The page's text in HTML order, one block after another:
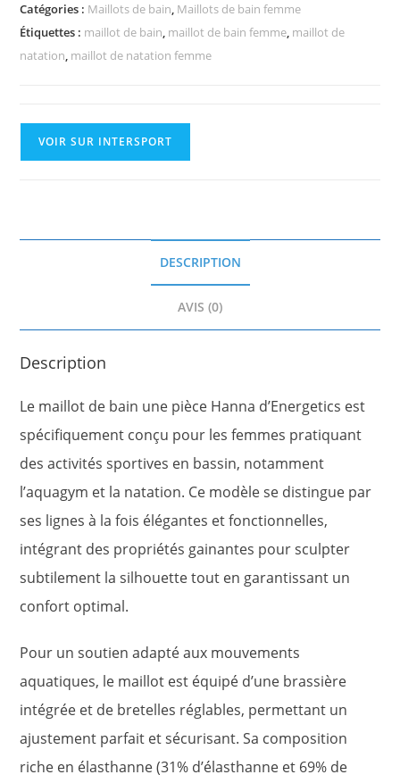
Catégories : Maillots de bain, Maillots de bain femme
Étiquettes : maillot de bain, maillot de bain femme, maillot de
natation, maillot de natation femme
VOIR SUR INTERSPORT
DESCRIPTION
AVIS (0)
Description
Le maillot de bain une pièce Hanna d’Energetics est
spécifiquement conçu pour les femmes pratiquant
des activités sportives en bassin, notamment
l’aquagym et la natation. Ce modèle se distingue par
ses lignes à la fois élégantes et fonctionnelles,
intégrant des propriétés gainantes pour sculpter
subtilement la silhouette tout en garantissant un
confort optimal.
Pour un soutien adapté aux mouvements
aquatiques, le maillot est équipé d’une brassière
intégrée et de bretelles réglables, permettant un
ajustement parfait et sécurisant. Sa composition
riche en élasthanne (31% d’élasthanne et 69% de